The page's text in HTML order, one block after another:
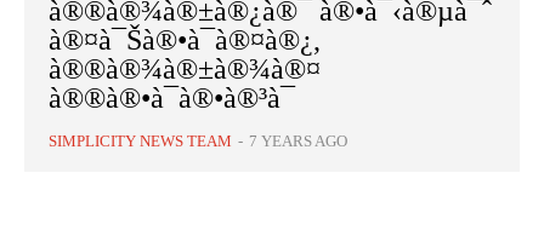
à®®à®¾à®±à®¿à®¯ à®•à¯‹à®µà¯ˆ
à®¤à¯Šà®•à¯à®¤à®¿,
à®®à®¾à®±à®¾à®¤
à®®à®•à¯à®•à®³à¯
SIMPLICITY NEWS TEAM - 7 YEARS AGO